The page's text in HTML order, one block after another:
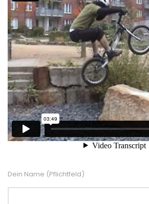
Dein Name (Pflichtfeld)